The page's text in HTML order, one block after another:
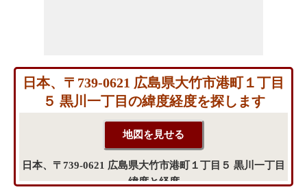
日本、〒739-0621 広島県大竹市港町１丁目
５ 黒川一丁目の緯度経度を探します
日本、〒739-0621 広島県大竹市港町１丁目５ 黒川一丁目
緯度と経度